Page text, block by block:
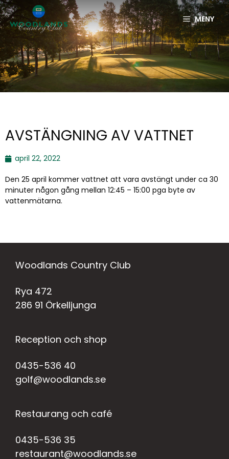
MENY
AVSTÄNGNING AV VATTNET
april 22, 2022
Den 25 april kommer vattnet att vara avstängt under ca 30
minuter någon gång mellan 12:45 – 15:00 pga byte av
vattenmätarna.
Woodlands Country Club
Rya 472
286 91 Örkelljunga
Reception och shop
0435-536 40
golf@woodlands.se
Restaurang och café
0435-536 35
restaurant@woodlands.se